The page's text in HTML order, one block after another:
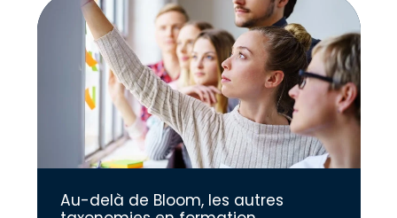
Au-delà de Bloom, les autres